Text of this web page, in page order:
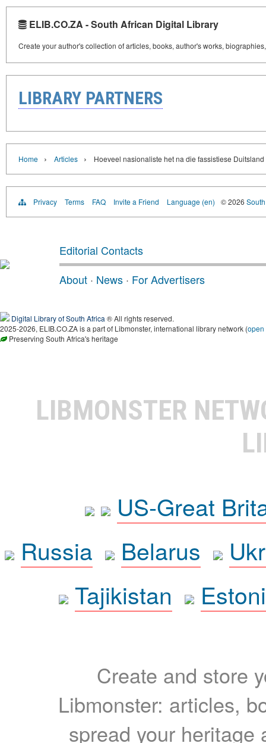
ELIB.CO.ZA - South African Digital Library
Create your author's collection of articles, books, author's works,
LIBRARY PARTNERS
Home › Articles › Hoeveel nasionaliste het na die fassistiese
Privacy Terms FAQ Invite a Friend Language (en) © 2026
Editorial Contacts
About · News · For Advertisers
Digital Library of South Africa ® All rights reserved.
2025-2026, ELIB.CO.ZA is a part of Libmonster, international library network (open
Preserving South Africa's heritage
LIBMONSTER
US-Great
Russia
Belarus
Tajikistan
Create and store
Libmonster: articles,
spread your heritage